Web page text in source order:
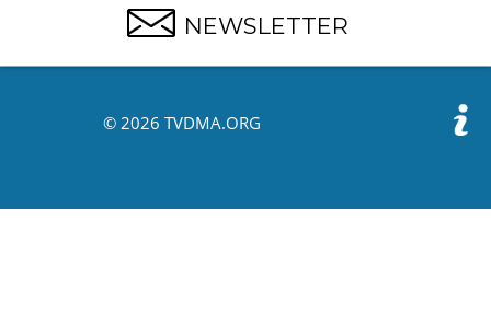
NEWSLETTER
© 2026 TVDMA.ORG